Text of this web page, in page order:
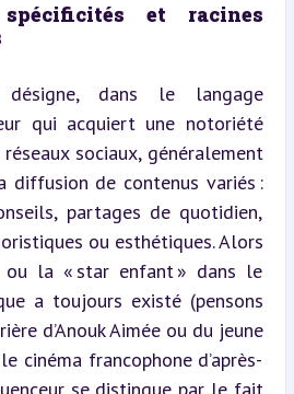
et racines
désigne, dans le langage
qui acquiert une notoriété
sociaux, généralement
de contenus variés :
partages de quotidien,
ou esthétiques. Alors
ou la « star enfant » dans le
a toujours existé (pensons
d’Anouk Aimée ou du jeune
cinéma francophone d’après-